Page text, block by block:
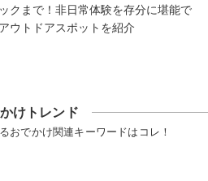
クまで！非日常体験を存分に堪能で
ウトドアスポットを紹介
けトレンド
おでかけ関連キーワードはコレ！